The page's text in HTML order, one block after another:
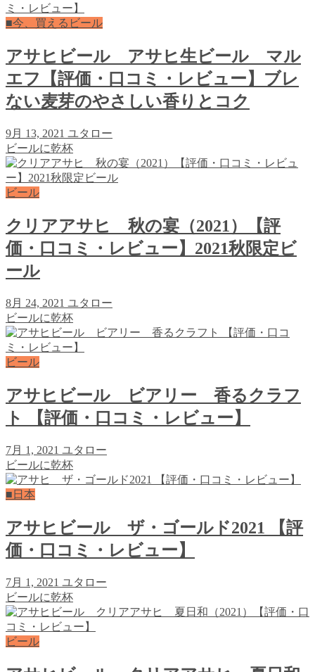
■今、買えるビール
アサヒビール アサヒ生ビール マル
エフ【評価・口コミ・レビュー】ブレ
ない麦芽のやさしい香りとコク
9月 13, 2021 ユタロー
ビールに乾杯
ビール
クリアアサヒ 秋の宴（2021）【評
価・口コミ・レビュー】2021秋限定ビ
ール
8月 24, 2021 ユタロー
ビールに乾杯
ビール
アサヒビール ビアリー 香るクラフ
ト 【評価・口コミ・レビュー】
7月 1, 2021 ユタロー
ビールに乾杯
■日本
アサヒビール ザ・ゴールド2021 【評
価・口コミ・レビュー】
7月 1, 2021 ユタロー
ビールに乾杯
ビール